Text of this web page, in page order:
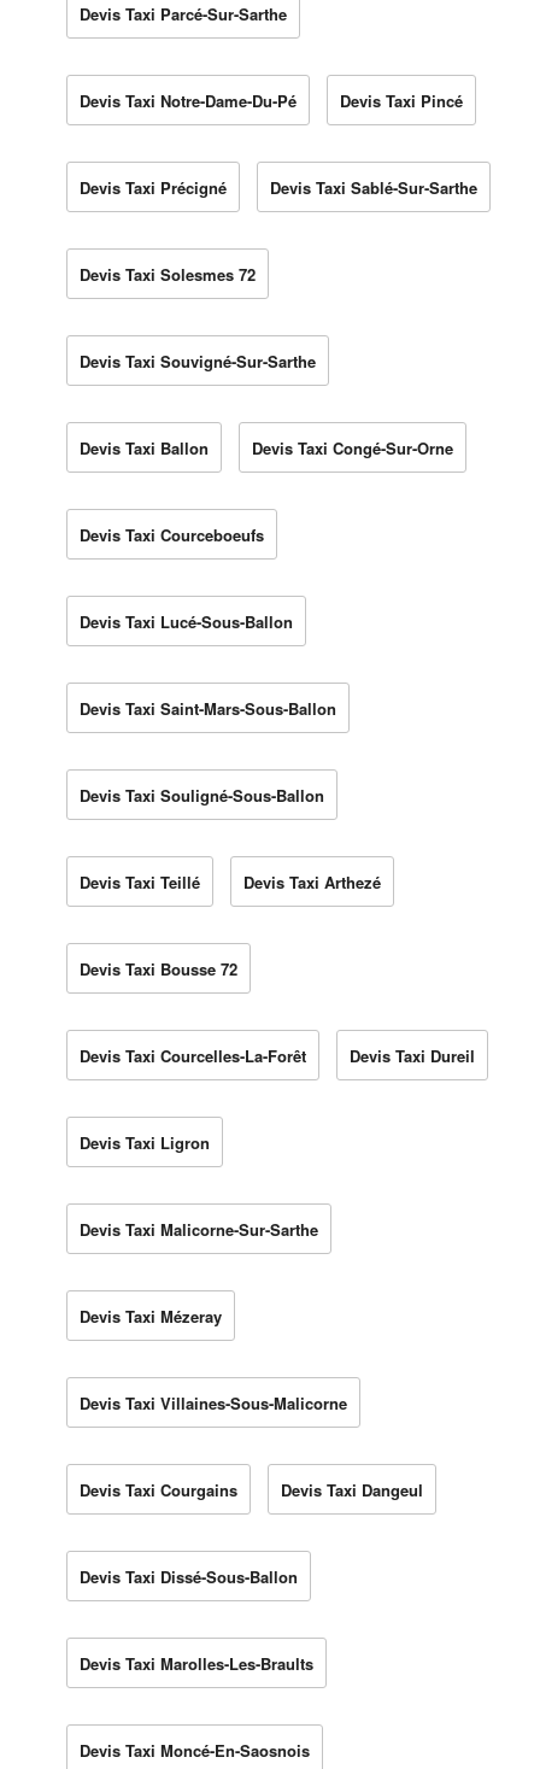
Devis Taxi Parcé-Sur-Sarthe
Devis Taxi Notre-Dame-Du-Pé Devis Taxi Pincé
Devis Taxi Précigné Devis Taxi Sablé-Sur-Sarthe
Devis Taxi Solesmes 72
Devis Taxi Souvigné-Sur-Sarthe
Devis Taxi Ballon Devis Taxi Congé-Sur-Orne
Devis Taxi Courceboeufs
Devis Taxi Lucé-Sous-Ballon
Devis Taxi Saint-Mars-Sous-Ballon
Devis Taxi Souligné-Sous-Ballon
Devis Taxi Teillé Devis Taxi Arthezé
Devis Taxi Bousse 72
Devis Taxi Courcelles-La-Forêt Devis Taxi Dureil
Devis Taxi Ligron
Devis Taxi Malicorne-Sur-Sarthe
Devis Taxi Mézeray
Devis Taxi Villaines-Sous-Malicorne
Devis Taxi Courgains Devis Taxi Dangeul
Devis Taxi Dissé-Sous-Ballon
Devis Taxi Marolles-Les-Braults
Devis Taxi Moncé-En-Saosnois